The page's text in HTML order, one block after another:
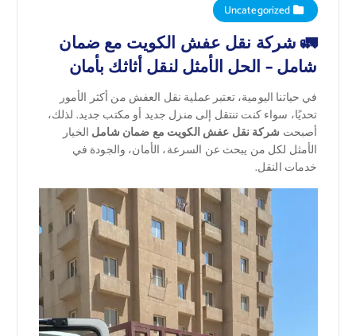
Uncategorized
🚛 شركة نقل عفش الكويت مع ضمان
شامل – الحل الأمثل لنقل أثاثك بأمان
في حياتنا اليومية، تعتبر عملية نقل العفش من أكثر الأمور
تحديًا، سواء كنت تنتقل إلى منزل جديد أو مكتب جديد. لذلك،
أصبحت شركة نقل عفش الكويت مع ضمان شامل الخيار
الأمثل لكل من يبحث عن السرعة، الأمان، والجودة في
خدمات النقل.